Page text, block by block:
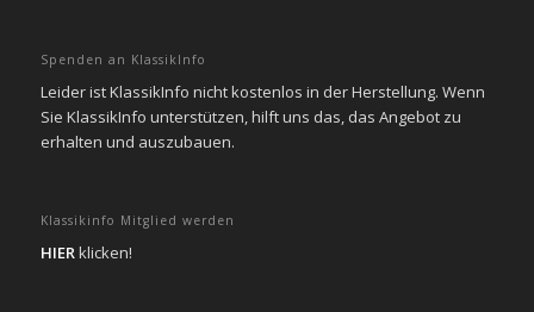
Spenden an KlassikInfo
Leider ist KlassikInfo nicht kostenlos in der Herstellung. Wenn
Sie KlassikInfo unterstützen, hilft uns das, das Angebot zu
erhalten und auszubauen.
Klassikinfo Mitglied werden
HIERklicken!